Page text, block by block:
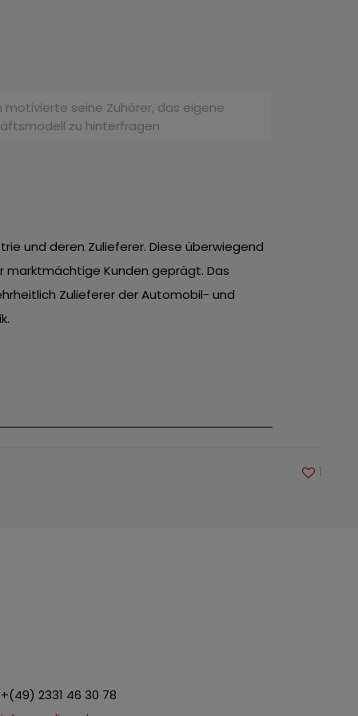
motivierte seine Zuhörer, das eigene
zu hinterfragen
und deren Zulieferer. Diese überwiegend
marktmächtige Kunden geprägt. Das
Zulieferer der Automobil- und
1
+(49) 2331 46 30 78